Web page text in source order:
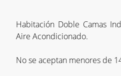
Habitación Doble Camas
Aire Acondicionado.
No se aceptan menores de